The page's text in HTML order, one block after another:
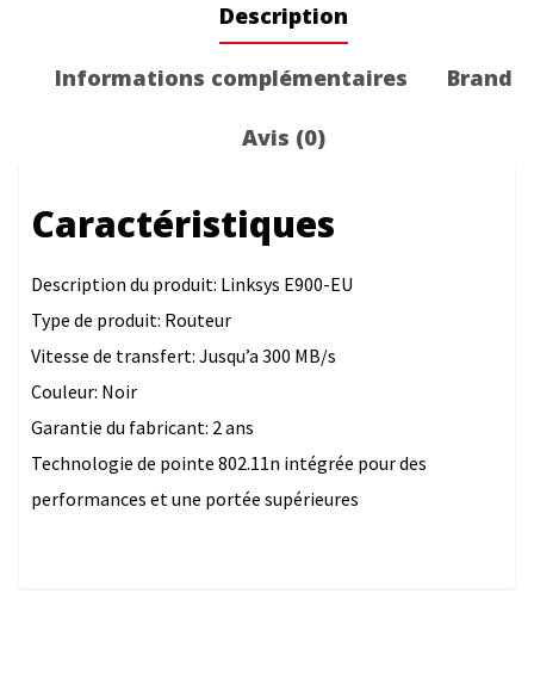
Description
Informations complémentaires Brand
Avis (0)
Caractéristiques
Description du produit: Linksys E900-EU
Type de produit: Routeur
Vitesse de transfert: Jusqu’a 300 MB/s
Couleur: Noir
Garantie du fabricant: 2 ans
Technologie de pointe 802.11n intégrée pour des
performances et une portée supérieures